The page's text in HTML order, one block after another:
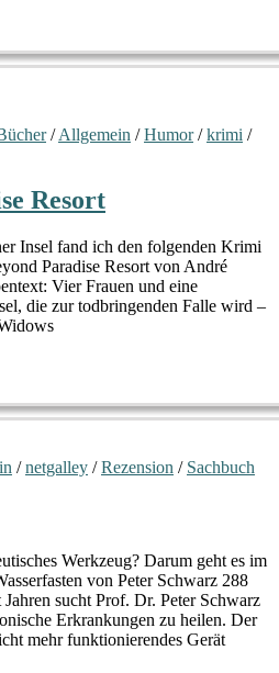
/Allgemein /Humor/krimi /
Resort
Insel fand ich den folgenden Krimi
Paradise Resort von André
Vier Frauen und eine
die zur todbringenden Falle wird –
/netgalley /Rezension / Sachbuch
Werkzeug? Darum geht es im
von Peter Schwarz 288
sucht Prof. Dr. Peter Schwarz
Erkrankungen zu heilen. Der
mehr funktionierendes Gerät